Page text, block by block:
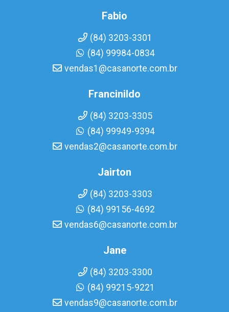
Fabio
(84) 3203-3301
(84) 99984-0834
vendas1@casanorte.com.br
Francinildo
(84) 3203-3305
(84) 99949-9394
vendas2@casanorte.com.br
Jairton
(84) 3203-3303
(84) 99156-4692
vendas6@casanorte.com.br
Jane
(84) 3203-3300
(84) 99215-9221
vendas9@casanorte.com.br